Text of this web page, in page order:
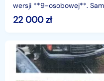
wersji **9-osobowej**.
przez cały okres
22 000zł